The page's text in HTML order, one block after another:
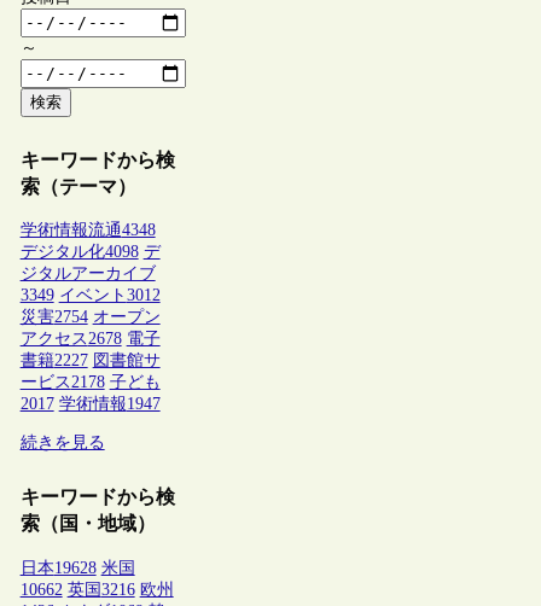
～
検索
キーワードから検
索（テーマ）
学術情報流通4348
デジタル化4098 デ
ジタルアーカイブ
3349 イベント 3012
災害2754 オープン
アクセス2678 電子
書籍2227 図書館サ
ービス2178 子ども
2017 学術情報1947
続きを見る
キーワードから検
索（国・地域）
日本19628 米国
10662 英国 3216 欧州